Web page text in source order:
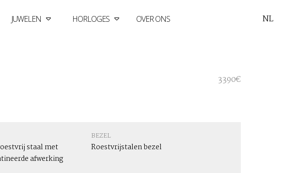
JUWELEN HORLOGES OVER ONS NL
3390€
staal met
afwerking
BEZEL
Roestvrijstalen bezel